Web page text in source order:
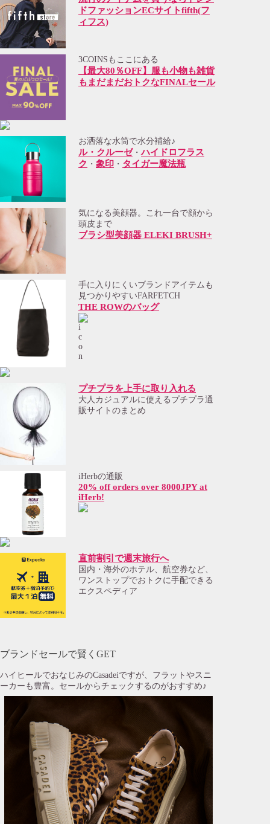
ドファッションECサイトfifth(フ
ィフス)
3COINSもここにある
【最大80％OFF】服も小物も雑貨
もまだまだおトクなFINALセール
お洒落な水筒で水分補給♪
ル・クルーゼ・ハイドロフラス
ク ・ 象印 ・ タイガー魔法瓶
気になる美顔器。これ一台で顔から
頭皮まで
ブラシ型美顔器 ELEKI BRUSH+
手に入りにくいブランドアイテムも
見つかりやすいFARFETCH
THE ROWのバッグ
プチプラを上手に取り入れる
大人カジュアルに使えるプチプラ通
販サイトのまとめ
iHerbの通販
20% off orders over 8000JPY at
iHerb!
直前割引で週末旅行へ
国内・海外のホテル、航空券など、
ワンストップでおトクに手配できる
エクスペディア
ブランドセールで賢くGET
ハイヒールでおなじみのCasadeiですが、フラットやスニ
ーカーも豊富。セールからチェックするのがおすすめ♪